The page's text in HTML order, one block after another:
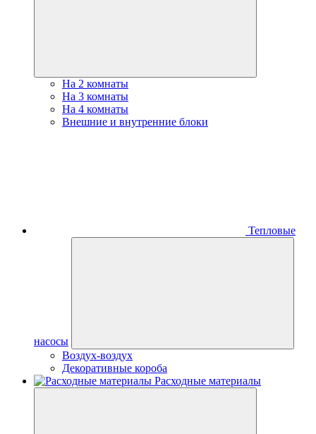
На 2 комнаты
На 3 комнаты
На 4 комнаты
Внешние и внутренние блоки
Тепловые
насосы
Воздух-воздух
Декоративные короба
Расходные материалы